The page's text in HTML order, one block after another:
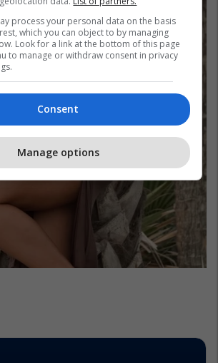
process your personal data on the basis
which you can object to by managing
Look for a link at the bottom of this page
to manage or withdraw consent in privacy
Consent
Manage options